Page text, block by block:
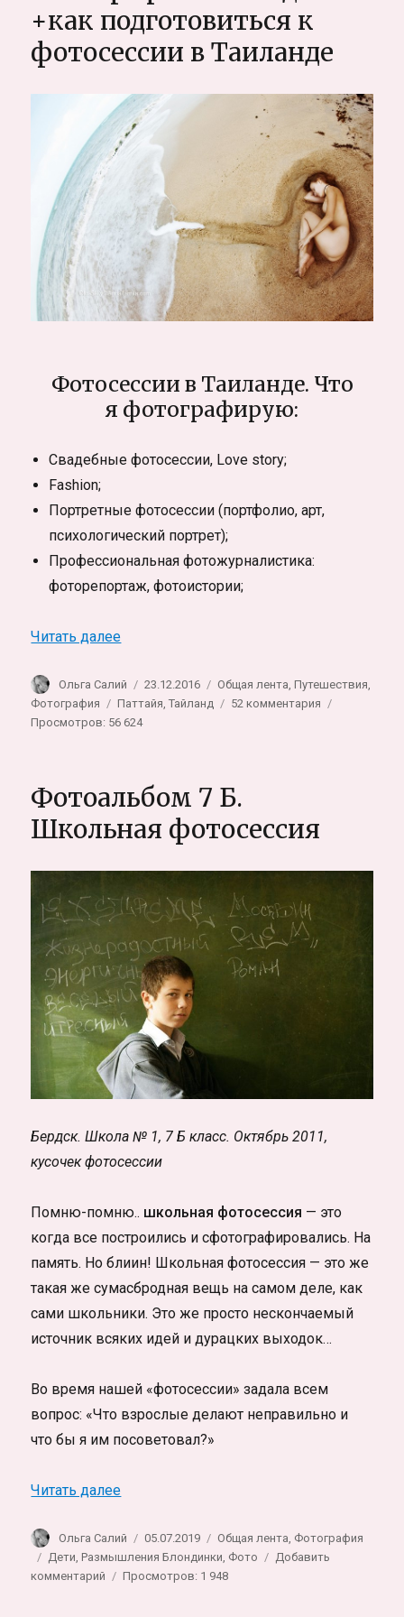
высоте
или
Свадебный
трек-
на
ПунХилл,
Гималаи,
Непал
+как подготовиться к
фотосессии в Таиланде
Фотосессии в Таиланде. Что
я фотографирую:
Свадебные фотосессии, Love story;
Fashion;
Портретные фотосессии (портфолио, арт,
психологический портрет);
Профессиональная фотожурналистика:
фоторепортаж, фотоистории;
Читать далее«Фотограф в Таиланде +как
Автор
Ольга Салий Опубликовано
23.12.2016 Рубрики
Общая лента,Путешествия,
Фотография
Метки
Паттайя,Тайланд 52 комментария
в
Просмотров: 56 624
Фотоальбом 7 Б.
Школьная фотосессия
Бердск. Школа № 1, 7 Б класс. Октябрь 2011,
кусочек фотосессии
Помню-помню.. школьная фотосессия — это
когда все построились и сфотографировались. На
память. Но блиин! Школьная фотосессия — это же
такая же сумасбродная вещь на самом деле, как
сами школьники. Это же просто нескончаемый
источник всяких идей и дурацких выходок…
Во время нашей «фотосессии» задала всем
вопрос: «Что взрослые делают неправильно и
что бы я им посоветовал?»
Читать далее«Фотоальбом 7 Б. Школьная фотосессия»
Автор
Ольга Салий Опубликовано
05.07.2019 Рубрики
Общая лента, Фотография
Метки
Дети,Размышления Блондинки, Фото
Добавить
комментарий
Просмотров: 1 948